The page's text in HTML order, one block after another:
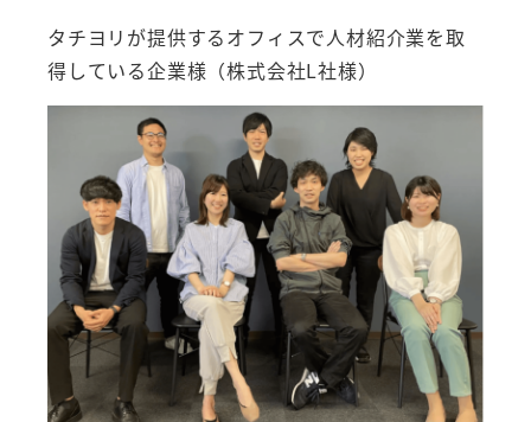
タチヨリが提供するオフィスで人材紹介業を取
得している企業様（株式会社L社様）